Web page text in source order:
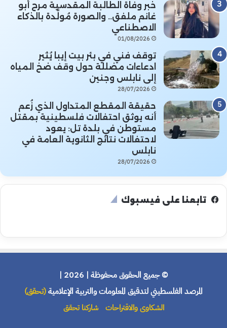
خبر وفاة الطالبة المقدسية مرح أبو
غانم ملفق.. والصورة مُولَّدة بالذكاء
الاصطناعي
01/08/2026
توقف فني في بئر بيت إيبا يُثير
ادعاءات مضللة حول وقف ضخ المياه
إلى نابلس وجنين
28/07/2026
حقيقة المقطع المتداول الذي زُعم
أنه يوثق احتفالات فلسطينية بمقتل
مستوطن في بلدة تل: يعود
لاحتفالات نتائج الثانوية العامة في
نابلس
28/07/2026
تابعنا على فيسبوك
© جميع الحقوق محفوظة | 2026 |
المرصد الفلسطيني لتدقيق المعلومات والتربية الإعلامية(تحقق)
الشكاوى والاقتراحات شاركنا تحقق